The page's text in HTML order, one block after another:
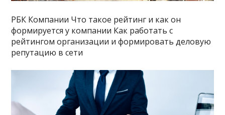
РБК Компании Что такое рейтинг и как он
формируется у компании Как работать с
рейтингом организации и формировать деловую
репутацию в сети